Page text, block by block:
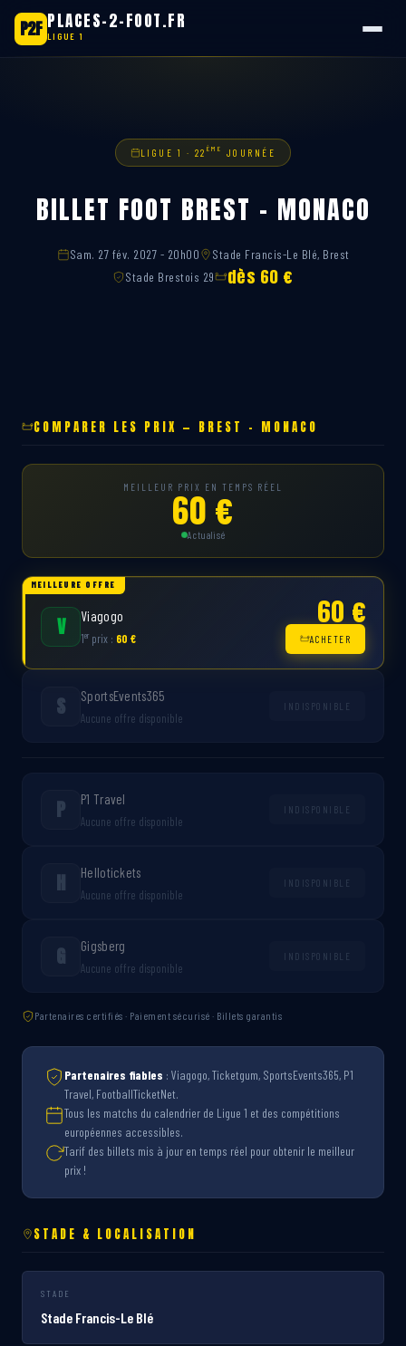
P2F PLACES-2-FOOT.FR
LIGUE 1
LIGUE 1 · 22 ÈME JOURNÉE
BILLET FOOT BREST – MONACO
Sam. 27 fév. 2027 - 20h00
Stade Francis-Le Blé, Brest
Stade Brestois 29
dès 60 €
COMPARER LES PRIX — BREST – MONACO
MEILLEUR PRIX EN TEMPS RÉEL
60 €
Actualisé
MEILLEURE OFFRE
V Viagogo
1er prix : 60 €
60 €
ACHETER
S SportsEvents365
Aucune offre disponible
INDISPONIBLE
P P1 Travel
Aucune offre disponible
INDISPONIBLE
H Hellotickets
Aucune offre disponible
INDISPONIBLE
G Gigsberg
Aucune offre disponible
INDISPONIBLE
Partenaires certifiés · Paiement sécurisé · Billets garantis
Partenaires fiables : Viagogo, Ticketgum, SportsEvents365, P1
Travel, FootballTicketNet.
Tous les matchs du calendrier de Ligue 1 et des compétitions
européennes accessibles.
Tarif des billets mis à jour en temps réel pour obtenir le meilleur
prix !
STADE & LOCALISATION
STADE
Stade Francis-Le Blé